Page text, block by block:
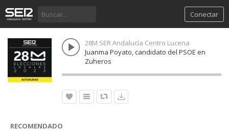
Conectar
28M SER Andalucía Centro Lucena
Juanma Poyato, candidato del PSOE en
Zuheros
RECOMENDADO